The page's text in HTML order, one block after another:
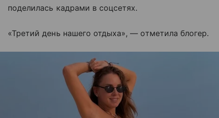
поделилась кадрами в соцсетях.
«Третий день нашего отдыха», — отметила блогер.